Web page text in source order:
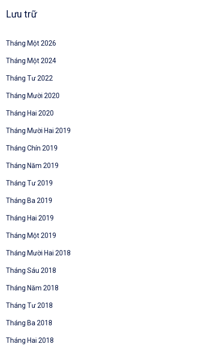
Lưu trữ
Tháng Một 2026
Tháng Một 2024
Tháng Tư 2022
Tháng Mười 2020
Tháng Hai 2020
Tháng Mười Hai 2019
Tháng Chín 2019
Tháng Năm 2019
Tháng Tư 2019
Tháng Ba 2019
Tháng Hai 2019
Tháng Một 2019
Tháng Mười Hai 2018
Tháng Sáu 2018
Tháng Năm 2018
Tháng Tư 2018
Tháng Ba 2018
Tháng Hai 2018